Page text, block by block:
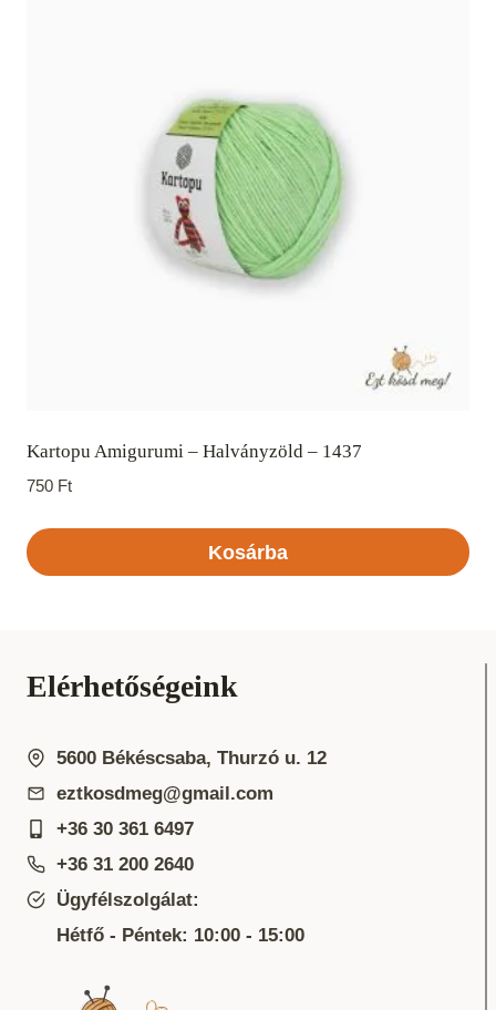
Kartopu Amigurumi – Halványzöld – 1437
750 Ft
Kosárba
Elérhetőségeink
5600 Békéscsaba, Thurzó u. 12
eztkosdmeg@gmail.com
+36 30 361 6497
+36 31 200 2640
Ügyfélszolgálat:
Hétfő - Péntek: 10:00 - 15:00